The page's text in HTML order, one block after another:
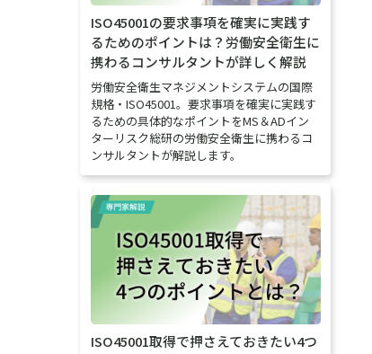
ISO45001の要求事項を確実に実践す
るためのポイントは？労働安全衛生に
携わるコンサルタントが詳しく解説
労働安全衛生マネジメントシステムの国際
規格・ISO45001。要求事項を確実に実践す
るための具体的なポイントをMS＆ADイン
ターリスク総研の労働安全衛生に携わるコ
ンサルタントが解説します。
ISO45001取得で押さえておきたい4つ